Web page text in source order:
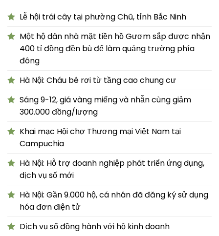
Lễ hội trái cây tại phường Chũ, tỉnh Bắc Ninh
Một hộ dân nhà mặt tiền hồ Gươm sắp được nhận
400 tỉ đồng đền bù để làm quảng trường phía
đông
Hà Nội: Cháu bé rơi từ tầng cao chung cư
Sáng 9-12, giá vàng miếng và nhẫn cùng giảm
300.000 đồng/lượng
Khai mạc Hội chợ Thương mại Việt Nam tại
Campuchia
Hà Nội: Hỗ trợ doanh nghiệp phát triển ứng dụng,
dịch vụ số mới
Hà Nội: Gần 9.000 hộ, cá nhân đã đăng ký sử dụng
hóa đơn điện tử
Dịch vụ số đồng hành với hộ kinh doanh